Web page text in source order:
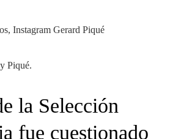
Instagram Gerard Piqué
Piqué.
la Selección
fue cuestionado